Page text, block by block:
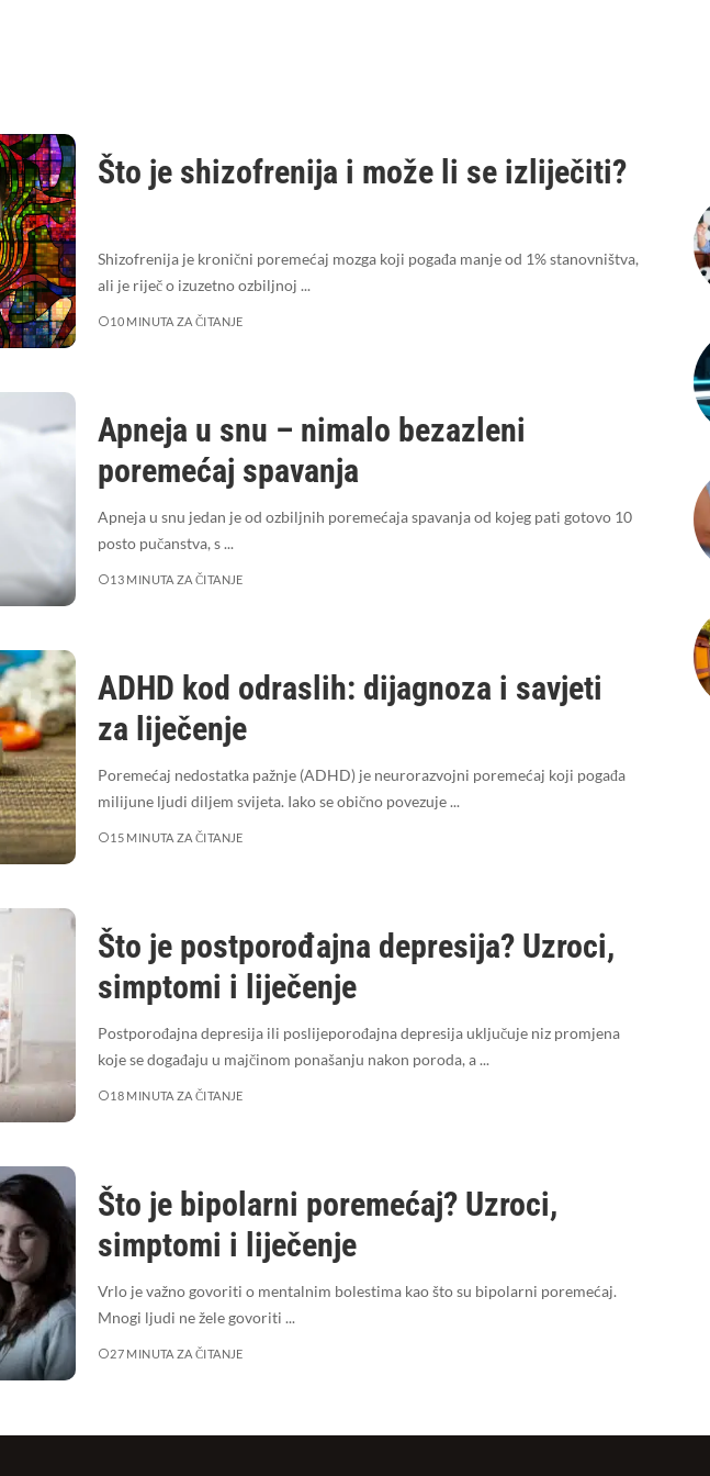
Što je shizofrenija i može li se izliječiti?
Shizofrenija je kronični poremećaj mozga koji pogađa manje od 1% stanovništva,
ali je riječ o izuzetno ozbiljnoj ...
10 MINUTA ZA ČITANJE
Apneja u snu – nimalo bezazleni
poremećaj spavanja
Apneja u snu jedan je od ozbiljnih poremećaja spavanja od kojeg pati gotovo 10
posto pučanstva, s...
13 MINUTA ZA ČITANJE
ADHD kod odraslih: dijagnoza i savjeti
za liječenje
Poremećaj nedostatka pažnje (ADHD) je neurorazvojni poremećaj koji pogađa
milijune ljudi diljem svijeta. Iako se obično povezuje...
15 MINUTA ZA ČITANJE
Što je postporođajna depresija? Uzroci,
simptomi i liječenje
Postporođajna depresija ili poslijeporođajna depresija uključuje niz promjena
koje se događaju u majčinom ponašanju nakon poroda, a...
18 MINUTA ZA ČITANJE
Što je bipolarni poremećaj? Uzroci,
simptomi i liječenje
Vrlo je važno govoriti o mentalnim bolestima kao što su bipolarni poremećaj.
Mnogi ljudi ne žele govoriti ...
27 MINUTA ZA ČITANJE